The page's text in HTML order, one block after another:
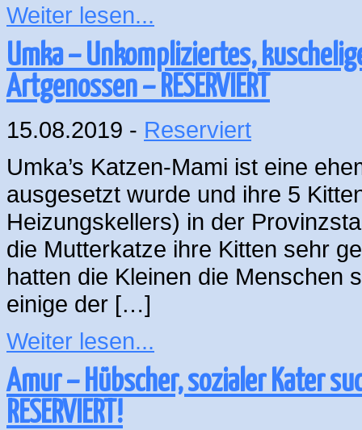
Weiter lesen...
Umka – Unkompliziertes,
Artgenossen – RESERVIERT
15.08.2019 - Reserviert
Umka’s Katzen-Mami ist eine
ausgesetzt wurde und ihre 5
Heizungskellers) in der
die Mutterkatze ihre Kitten sehr
hatten die Kleinen die Menschen
einige der […]
Weiter lesen...
Amur – Hübscher, sozialer Kater
RESERVIERT!